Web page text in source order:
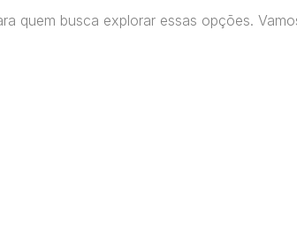
quem busca explorar essas opções.